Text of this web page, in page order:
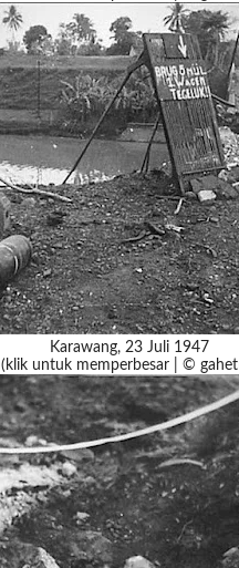
Karawang, 23 Juli 1947
(klik untuk memperbesar | ©